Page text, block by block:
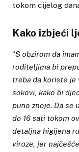
tokom cijelog
Kako izbjeći
“S obzirom da
roditeljima bi
treba da koriste je
sokovi, kako bi
puno znoje. Da se
do 16 sati tokom
detaljna higijena
viroze, jer